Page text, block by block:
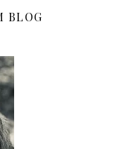
BLOG